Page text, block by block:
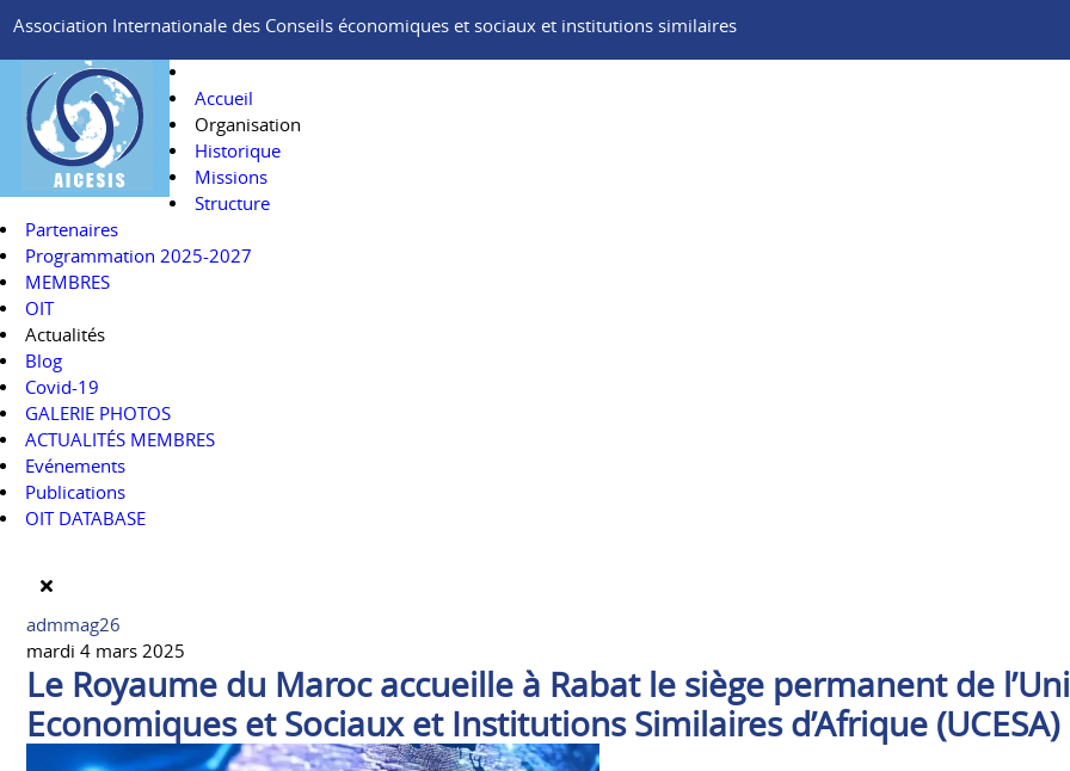
Association Internationale des Conseils économiques et sociaux et institutions similaires
Accueil
Organisation
Historique
Missions
Structure
Partenaires
Programmation 2025-2027
MEMBRES
OIT
Actualités
Blog
Covid-19
GALERIE PHOTOS
ACTUALITÉS MEMBRES
Evénements
Publications
OIT DATABASE
admmag26
mardi 4 mars 2025
Le Royaume du Maroc accueille à Rabat le siège permanent de
Economiques et Sociaux et Institutions Similaires d’Afrique (UCESA)